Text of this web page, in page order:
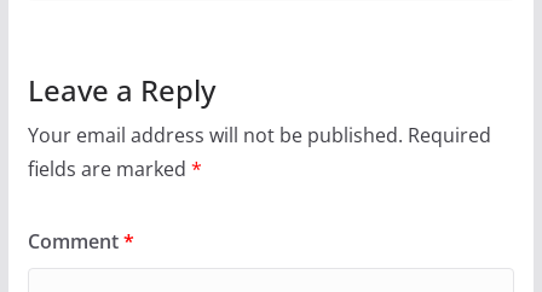
Leave a Reply
Your email address will not be published. Required
fields are marked *
Comment*